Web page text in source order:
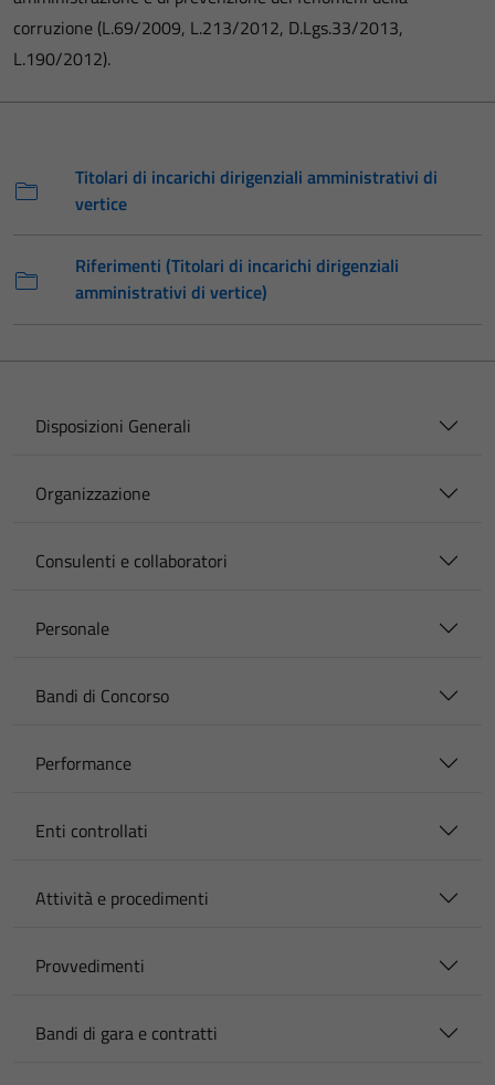
corruzione (L.69/2009, L.213/2012, D.Lgs.33/2013,
L.190/2012).
Titolari di incarichi dirigenziali amministrativi di
vertice
Riferimenti (Titolari di incarichi dirigenziali
amministrativi di vertice)
Disposizioni Generali
Organizzazione
Consulenti e collaboratori
Personale
Bandi di Concorso
Performance
Enti controllati
Attività e procedimenti
Provvedimenti
Bandi di gara e contratti